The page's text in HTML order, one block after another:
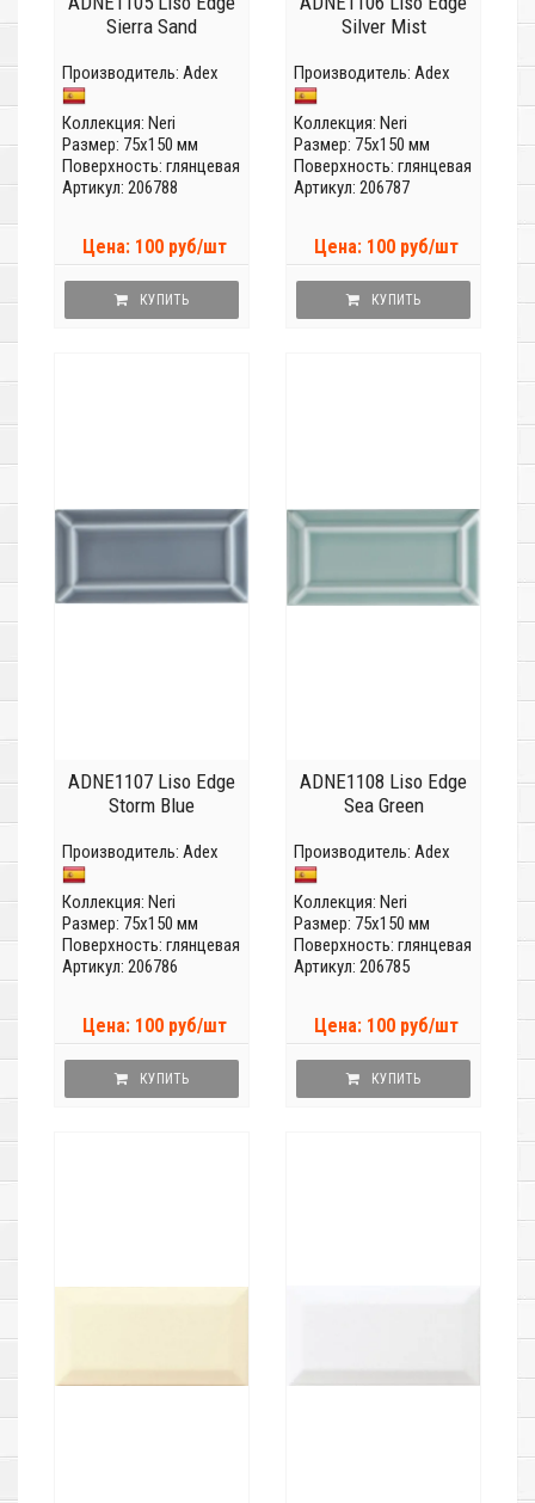
Sierra Sand
Производитель: Adex
Коллекция: Neri
Размер: 75x150 мм
Поверхность: глянцевая
Артикул: 206788
Цена: 100 руб/шт
КУПИТЬ
Silver Mist
Производитель: Adex
Коллекция: Neri
Размер: 75x150 мм
Поверхность: глянцевая
Артикул: 206787
Цена: 100 руб/шт
КУПИТЬ
ADNE1107 Liso Edge
Storm Blue
Производитель: Adex
Коллекция: Neri
Размер: 75x150 мм
Поверхность: глянцевая
Артикул: 206786
Цена: 100 руб/шт
КУПИТЬ
ADNE1108 Liso Edge
Sea Green
Производитель: Adex
Коллекция: Neri
Размер: 75x150 мм
Поверхность: глянцевая
Артикул: 206785
Цена: 100 руб/шт
КУПИТЬ